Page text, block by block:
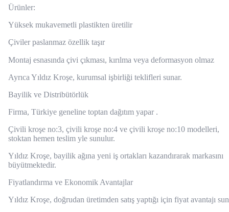
Ürünler:
Yüksek mukavemetli plastikten üretilir
Çiviler paslanmaz özellik taşır
Montaj esnasında çivi çıkması, kırılma veya deformasyon olmaz
Ayrıca Yıldız Kroşe, kurumsal işbirliği teklifleri sunar.
Bayilik ve Distribütörlük
Firma, Türkiye geneline toptan dağıtım yapar .
Çivili kroşe no:3, çivili kroşe no:4 ve çivili kroşe no:10 modelleri,
stoktan hemen teslim yle sunulur.
Yıldız Kroşe, bayilik ağına yeni iş ortakları kazandırarak markasını
büyütmektedir.
Fiyatlandırma ve Ekonomik Avantajlar
Yıldız Kroşe, doğrudan üretimden satış yaptığı için fiyat avantajı